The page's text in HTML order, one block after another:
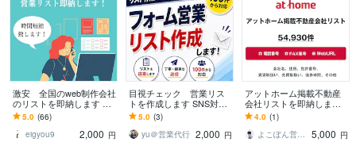
激安 全国のweb制作会社
のリストを即納します 制
作会社様への営業活動、
お困りじゃないですか？
5.0 (66)
eigyou9
2,000 円
目視チェック 営業リス
トを作成します SNS対
応 地域×業種 営業NG
チェック済み
5.0 (3)
yu＠営業代行 2,000 円
アットホーム掲載不動産
会社リストを即納します 5
4,930件｜営業リスト（電
話・FAX・HP情報含む）
4.0 (1)
よこぽん営業リスト販売
5,000 円